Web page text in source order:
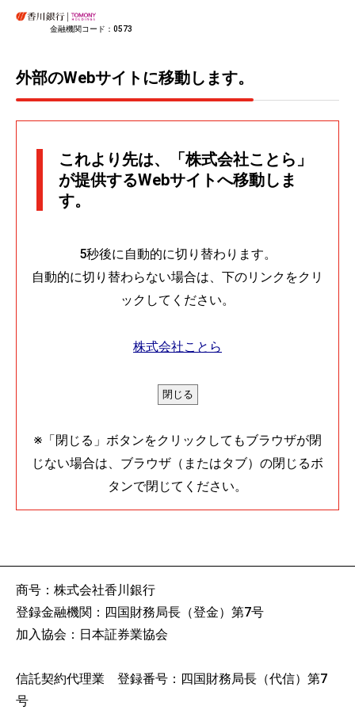
金融機関コード：0573
外部のWebサイトに移動します。
これより先は、「株式会社ことら」
が提供するWebサイトへ移動しま
す。
5秒後に自動的に切り替わります。
自動的に切り替わらない場合は、下のリンクをクリ
ックしてください。
株式会社ことら
※「閉じる」ボタンをクリックしてもブラウザが閉
じない場合は、ブラウザ（またはタブ）の閉じるボ
タンで閉じてください。
商号：株式会社香川銀行
登録金融機関：四国財務局長（登金）第7号
加入協会：日本証券業協会
信託契約代理業 登録番号：四国財務局長（代信）第7
号